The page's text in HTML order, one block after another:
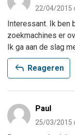
22/04/2015
Interessant. Ik ben
zoekmachines er
Ik ga aan de slag
reply Reageren
Paul
25/03/2015